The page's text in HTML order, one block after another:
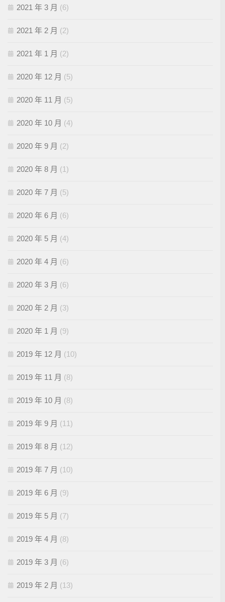
2021 年 3 月 (6)
2021 年 2 月 (2)
2021 年 1 月 (2)
2020 年 12 月 (5)
2020 年 11 月 (5)
2020 年 10 月 (4)
2020 年 9 月 (2)
2020 年 8 月 (1)
2020 年 7 月 (5)
2020 年 6 月 (6)
2020 年 5 月 (4)
2020 年 4 月 (6)
2020 年 3 月 (6)
2020 年 2 月 (3)
2020 年 1 月 (9)
2019 年 12 月 (10)
2019 年 11 月 (8)
2019 年 10 月 (8)
2019 年 9 月 (11)
2019 年 8 月 (12)
2019 年 7 月 (10)
2019 年 6 月 (9)
2019 年 5 月 (7)
2019 年 4 月 (8)
2019 年 3 月 (6)
2019 年 2 月 (13)